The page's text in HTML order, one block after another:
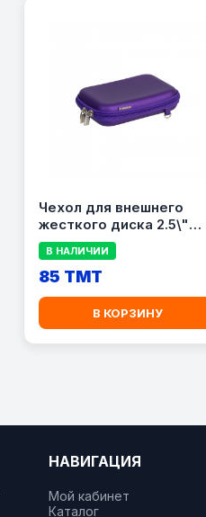
Чехол для внешнего
жесткого диска 2.5\"
RIVACASE 9101 Ultraviolet
В НАЛИЧИИ
85 TMT
В КОРЗИНУ
НАВИГАЦИЯ
Мой кабинет
Каталог